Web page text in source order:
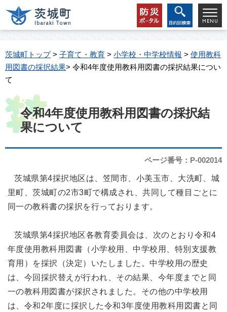
茨城町トップ> 子育て・教育 > 小学校・中学校情報 > 使用教科
用図書の採択結果> 令和4年度使用教科用図書の採択結果につい
て
令和4年度使用教科用図書の採択結
果について
ページ番号：P-002014
茨城県第4採択地区は、笠間市、小美玉市、大洗町、城
里町、茨城町の2市3町で構成され、共同して種目ごとに
同一の教科書の採択を行っております。
茨城県第4採択地区各教育委員会は、次のとおり令和4
年度使用教科用図書（小学校用、中学校用、特別支援教
育用）を採択（決定）いたしました。中学校用の歴史
は、今回採択替えが行われ、その結果、今年度までと同
一の教科用図書が採択されました。その他の中学校用
は、令和2年度に採択した令和3年度使用教科用図書と同